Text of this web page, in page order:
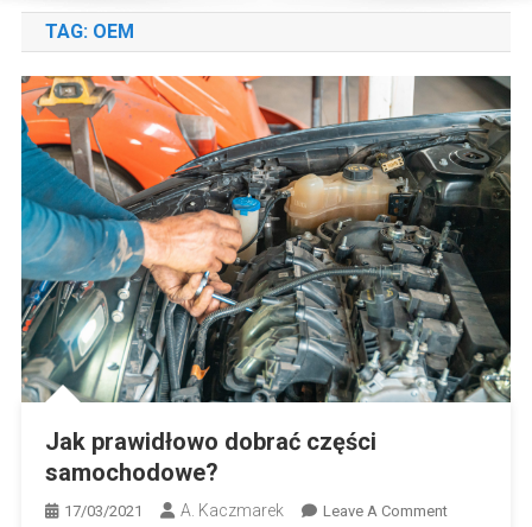
TAG: OEM
Jak prawidłowo dobrać części
samochodowe?
17/03/2021 A. Kaczmarek Leave A CommentOn